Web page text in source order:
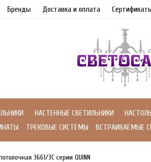
Бренды Доставка и оплата
НАСТЕННЫЕ СВЕТИЛЬНИКИ
ТРЕКОВЫЕ СИСТЕМЫ ВСТРАИВАЕМЫЕ
3661/3C серии QUINN